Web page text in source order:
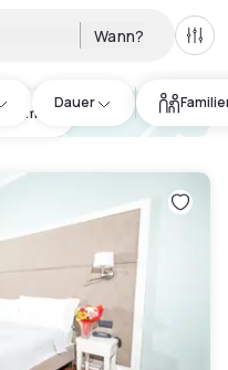
Wann? Alle
Dauer